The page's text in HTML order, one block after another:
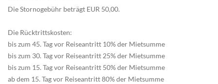
Die Stornogebühr beträgt EUR 50,00.
Die Rücktrittskosten:
bis zum 45. Tag vor Reiseantritt 10% der Mietsumme
bis zum 30. Tag vor Reiseantritt 25% der Mietsumme
bis zum 15. Tag vor Reiseantritt 50% der Mietsumme
ab dem 15. Tag vor Reiseantritt 80% der Mietsumme